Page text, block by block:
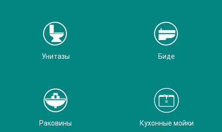
Унитазы Биде
Раковины Кухонные мойки